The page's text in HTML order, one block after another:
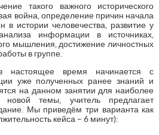
такого важного исторического
война, определение причин начала
в истории человечества, развитие у
информации в источниках,
мышления, достижение личностных
в группе.
время начинается с
уже полученных ранее знаний и
на данном занятии для наиболее
новой темы, учитель предлагает
Мы приведём три варианта как
кейса – 6 минут):